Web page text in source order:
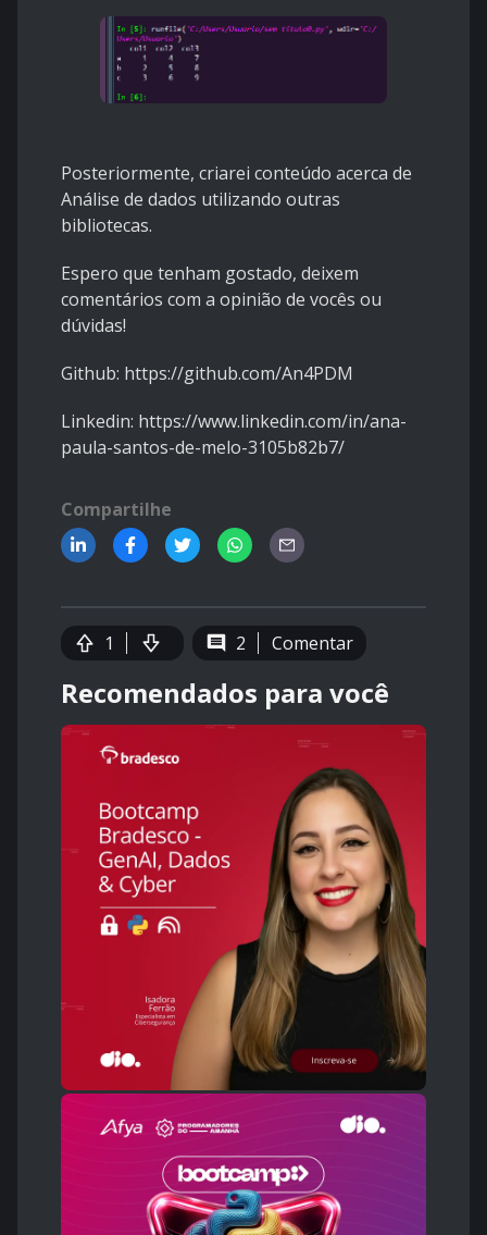
Posteriormente, criarei conteúdo acerca de
Análise de dados utilizando outras
bibliotecas.
Espero que tenham gostado, deixem
comentários com a opinião de vocês ou
dúvidas!
Github: https://github.com/An4PDM
Linkedin: https://www.linkedin.com/in/ana-
paula-santos-de-melo-3105b82b7/
Compartilhe
1 2 Comentar
Recomendados para você